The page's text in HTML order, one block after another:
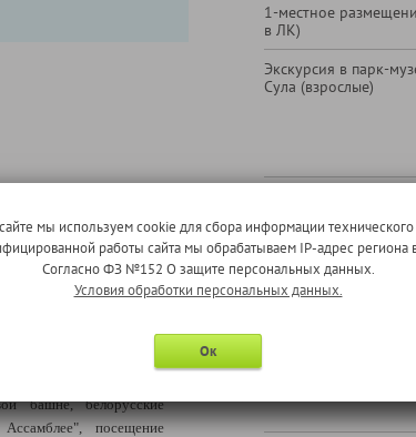
истории Сула
16 века. Погружение в
на многочисленных
традиции белорусской
ритуале
катание по
средневековой
башне, белорусские
посещение
1-местное
в ЛК)
Экскурсия в парк-
Сула (взрослые)
Экскурсия в парк-
мы используем cookie для сбора информации технического
работы сайта мы обрабатываем IP-адрес
Согласно ФЗ №152 О защите персональных данных.
Условия обработки персональных данных.
Ок